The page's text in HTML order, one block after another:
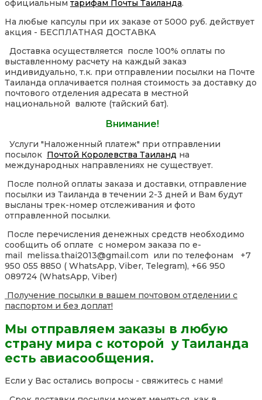
официальным тарифам Почты Таиланда.
На любые капсулы при их заказе от 5000 руб. действует
акция - БЕСПЛАТНАЯ ДОСТАВКА
Доставка осуществляется после 100% оплаты по
выставленному расчету на каждый заказ
индивидуально, т.к. при отправлении посылки на Почте
Таиланда оплачивается полная стоимость за доставку до
почтового отделения адресата в местной
национальной валюте (тайский бат).
Внимание!
Услуги "Наложенный платеж" при отправлении
посылок Почтой Королевства Таиланд на
международных направлениях не существует.
После полной оплаты заказа и доставки, отправление
посылки из Таиланда в течении 2-3 дней и Вам будут
высланы трек-номер отслеживания и фото
отправленной посылки.
После перечисления денежных средств необходимо
сообщить об оплате с номером заказа по e-
mail melissa.thai2013@gmail.com или по телефонам +7
950 055 8850 ( WhatsApp, Viber, Telegram), +66 950
089724 (WhatsApp, Viber)
Получение посылки в вашем почтовом отделении с
паспортом и без доплат!
Мы отправляем заказы в любую
страну мира с которой у Таиланда
есть авиасообщения.
Если у Вас остались вопросы - свяжитесь с нами!